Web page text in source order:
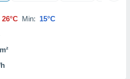
26°C Min: 15°C